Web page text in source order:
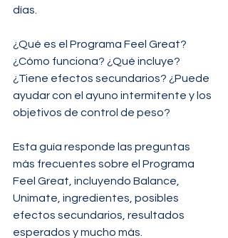
días.
¿Qué es el Programa Feel Great?
¿Cómo funciona? ¿Qué incluye?
¿Tiene efectos secundarios? ¿Puede
ayudar con el ayuno intermitente y los
objetivos de control de peso?
Esta guía responde las preguntas
más frecuentes sobre el Programa
Feel Great, incluyendo Balance,
Unimate, ingredientes, posibles
efectos secundarios, resultados
esperados y mucho más.